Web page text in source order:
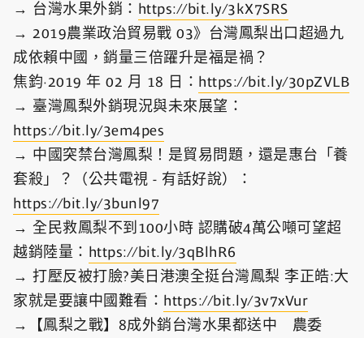
→ 台灣水果外銷： https://bit.ly/3kX7SRS​
→ 2019農業政治貿易戰 03》台灣鳳梨出口超過九
成依賴中國，銷量三倍躍升是福是禍？
焦鈞·2019 年 02 月 18 日： https://bit.ly/30pZVLB​
→ 臺灣鳳梨外銷現況與未來展望：
https://bit.ly/3em4pes​
→ 中國突禁台灣鳳梨！是貿易問題，還是惠台「養
套殺」？（公共電視 - 有話好說）：
https://bit.ly/3bunl97​
→ 全民救鳳梨不到100小時 認購破4萬公噸可望超
越銷陸量： https://bit.ly/3qBlhR6​
→ 打壓反被打臉?美日港澳全挺台灣鳳梨 李正皓:大
家就是要讓中國難看： https://bit.ly/3v7xVur​
→【鳳梨之戰】8成外銷台灣水果都送中 農委